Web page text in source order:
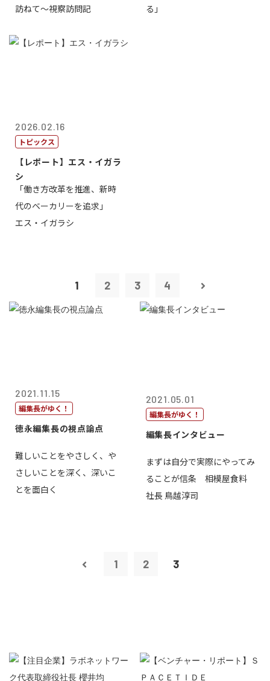
訪ねて～視察訪問記
る」
2026.02.16
トピックス
【レポート】エス・イガラ
シ
「働き方改革を推進、新時
代のベーカリーを追求」
エス・イガラシ
1 2 3 4
2021.11.15
編集長がゆく！
徳永編集長の視点論点
難しいことをやさしく、や
さしいことを深く、深いこ
とを面白く
2021.05.01
編集長がゆく！
編集長インタビュー
まずは自分で実際にやってみ
ることが信条 相模屋食料
社長 鳥越淳司
1 2 3